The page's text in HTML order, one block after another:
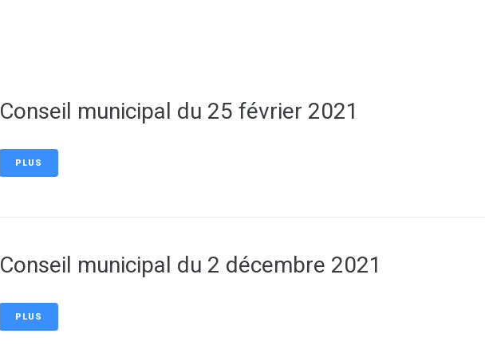
Conseil municipal du 25 février 2021
PLUS
Conseil municipal du 2 décembre 2021
PLUS